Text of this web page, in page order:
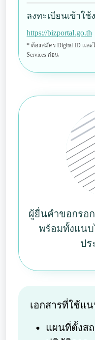
ลงทะเบียนเข้าใช้
https://bizportal.go.th
* ต้องสมัคร Digital ID แล
Services ก่อน
ผู้ยื่นคำขอกรอ
พร้อมทั้งแนบ
ปร
เอกสารที่ใช้แ
แผนที่ตั้งส